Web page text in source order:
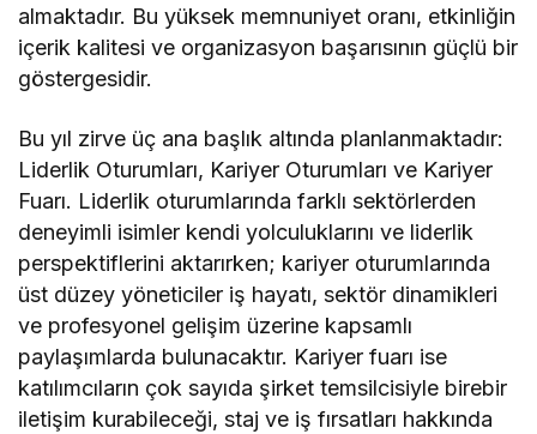
almaktadır. Bu yüksek memnuniyet oranı, etkinliğin
içerik kalitesi ve organizasyon başarısının güçlü bir
göstergesidir.
Bu yıl zirve üç ana başlık altında planlanmaktadır:
Liderlik Oturumları, Kariyer Oturumları ve Kariyer
Fuarı. Liderlik oturumlarında farklı sektörlerden
deneyimli isimler kendi yolculuklarını ve liderlik
perspektiflerini aktarırken; kariyer oturumlarında
üst düzey yöneticiler iş hayatı, sektör dinamikleri
ve profesyonel gelişim üzerine kapsamlı
paylaşımlarda bulunacaktır. Kariyer fuarı ise
katılımcıların çok sayıda şirket temsilcisiyle birebir
iletişim kurabileceği, staj ve iş fırsatları hakkında